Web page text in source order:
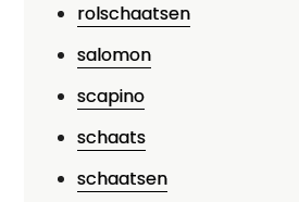
rolschaatsen
salomon
scapino
schaats
schaatsen